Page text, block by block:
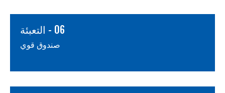
06 - التعبئة
صندوق قوي